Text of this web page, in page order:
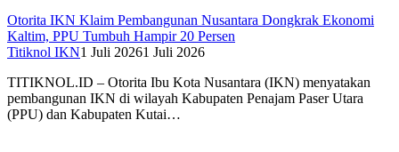
Otorita IKN Klaim Pembangunan Nusantara Dongkrak Ekonomi
Kaltim, PPU Tumbuh Hampir 20 Persen
Titiknol IKN1 Juli 20261 Juli 2026
TITIKNOL.ID – Otorita Ibu Kota Nusantara (IKN) menyatakan
pembangunan IKN di wilayah Kabupaten Penajam Paser Utara
(PPU) dan Kabupaten Kutai…